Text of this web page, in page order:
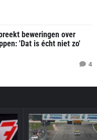
beweringen over
'Dat is écht niet zo'
4